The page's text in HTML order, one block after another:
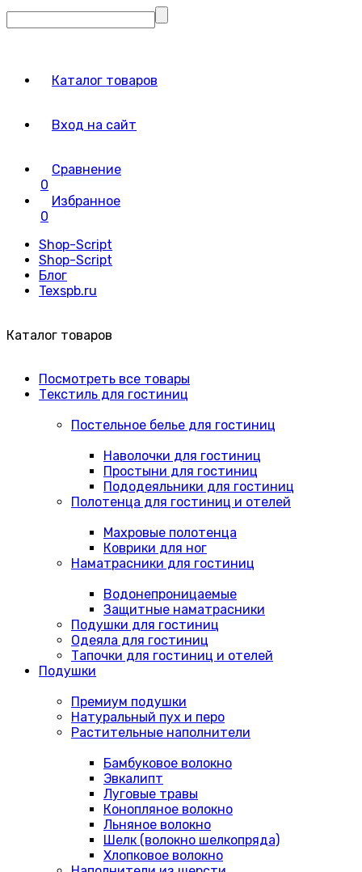
Каталог товаров
Вход на сайт
Сравнение
0
Избранное
0
Shop-Script
Shop-Script
Блог
Texspb.ru
Каталог товаров
Посмотреть все товары
Текстиль для гостиниц
Постельное белье для гостиниц
Наволочки для гостиниц
Простыни для гостиниц
Пододеяльники для гостиниц
Полотенца для гостиниц и отелей
Махровые полотенца
Коврики для ног
Наматрасники для гостиниц
Водонепроницаемые
Защитные наматрасники
Подушки для гостиниц
Одеяла для гостиниц
Тапочки для гостиниц и отелей
Подушки
Премиум подушки
Натуральный пух и перо
Растительные наполнители
Бамбуковое волокно
Эвкалипт
Луговые травы
Конопляное волокно
Льняное волокно
Шелк (волокно шелкопряда)
Хлопковое волокно